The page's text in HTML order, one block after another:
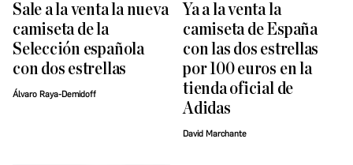
Sale a la venta la nueva
camiseta de la
Selección española
con dos estrellas
Álvaro Raya-Demidoff
Ya a la venta la
camiseta de España
con las dos estrellas
por 100 euros en la
tienda oficial de
Adidas
David Marchante